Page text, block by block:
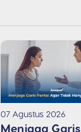
07 Agustus 2026
Menjaga Garis